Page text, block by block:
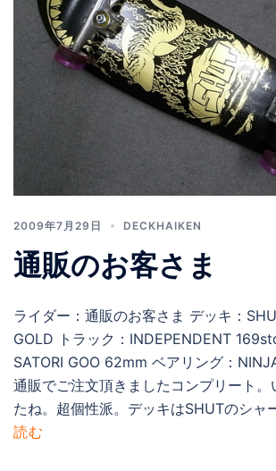
2009年7月29日 DECKHAIKEN
通販のお客さま
ライダー：通販のお客さま デッキ：
GOLD トラック：INDEPENDENT
SATORI GOO 62mm ベアリング：
通販でご注文頂きましたコンプリート。
たね。超個性派。デッキはSHUTのシャ
読む